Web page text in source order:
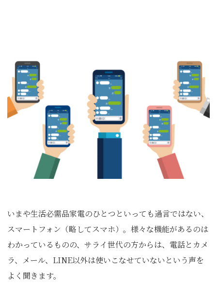
いまや生活必需品家電のひとつといっても過言ではない、
スマートフォン（略してスマホ）。様々な機能があるのは
わかっているものの、サライ世代の方からは、電話とカメ
ラ、メール、LINE以外は使いこなせていないという声を
よく聞きます。